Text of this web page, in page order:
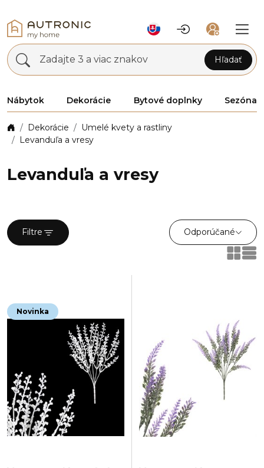
Zadajte 3 a viac znakov Hľadať
Nábytok Dekorácie Bytové doplnky Sezóna
Dekorácie
Umelé kvety a rastliny
Levanduľa a vresy
Levanduľa a vresy
Filtre Odporúčané
Novinka